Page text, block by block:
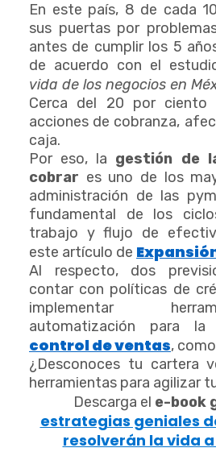
En este país, 8 de cada
sus puertas por
antes de cumplir los 5
de acuerdo con el
vida de los negocios en
Cerca del 20 por ciento
acciones de cobranza,
caja.
Por eso, la gestión de
cobrar es uno de los
administración de las
fundamental de los
trabajo y flujo de
este artículo de
Al respecto, dos
contar con políticas de
implementar
automatización para
control de ventas, como
¿Desconoces tu cartera
herramientas para agilizar
Descarga el e-book
estrategias geniales
resolverán la vida